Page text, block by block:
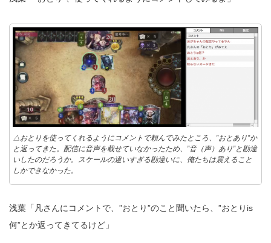
△おとりを使ってくれるようにコメントで頼んでみたところ、”おとあり”か
と返ってきた。配信に音声を載せていなかったため、”音（声）あり”と勘違
いしたのだろうか。スケールの違いすぎる勘違いに、俺たちは震えること
しかできなかった。
浅葉「凡さんにコメントで、”おとり”のこと聞いたら、”おとりis
何”とか返ってきてるけど」